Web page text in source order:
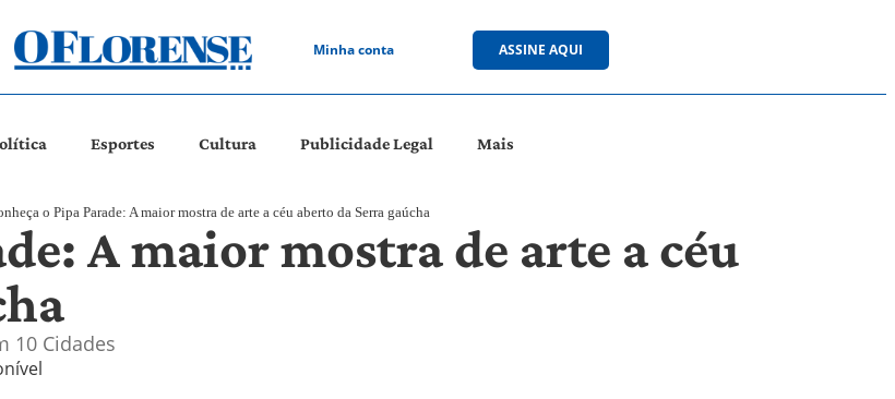
Minha conta ASSINE AQUI
Esportes Cultura Publicidade Legal Mais
o Pipa Parade: A maior mostra de arte a céu aberto da Serra gaúcha
A maior mostra de arte a céu
10 Cidades